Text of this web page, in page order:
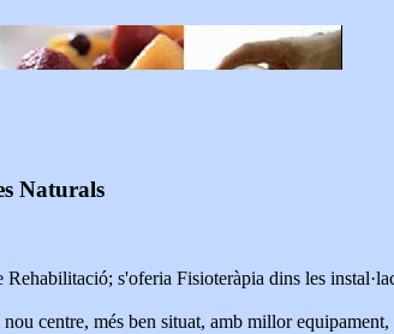
Naturals
s'oferia Fisioteràpia dins les
centre, més ben situat, amb millor